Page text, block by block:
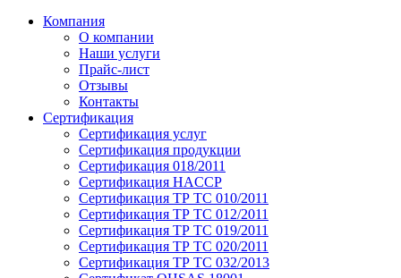
Компания
О компании
Наши услуги
Прайс-лист
Отзывы
Контакты
Сертификация
Сертификация услуг
Сертификация продукции
Сертификация 018/2011
Сертификация HACCP
Сертификация ТР ТС 010/2011
Сертификация ТР ТС 012/2011
Сертификация ТР ТС 019/2011
Сертификация ТР ТС 020/2011
Сертификация ТР ТС 032/2013